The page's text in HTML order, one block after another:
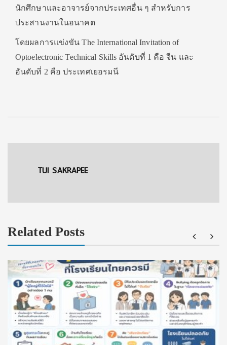
นักศึกษาและอาจารย์จากประเทศอื่น ๆ สำหรับการ
ประสานงานในอนาคต
โดยผลการแข่งขัน The International Invitation of
Optoelectronic Technical Skills อันดับที่ 1 คือ จีน และ
อันดับที่ 2 คือ ประเทศเยอรมนี
TUI SAKRAPEE
Related Posts